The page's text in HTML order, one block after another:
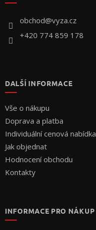
obchod@vyza.cz
+420 774 859 178
DALŠÍ INFORMACE
Vše o nákupu
Doprava a platba
Individuální cenová nabídka
Jak objednat
Hodnocení obchodu
Kontakty
INFORMACE PRO NÁKUP